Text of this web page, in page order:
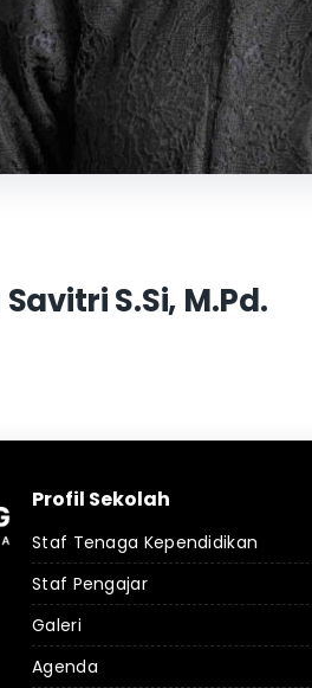
S.Si, M.Pd.
Profil Sekolah
Staf Tenaga Kependidikan
Staf Pengajar
Galeri
Agenda